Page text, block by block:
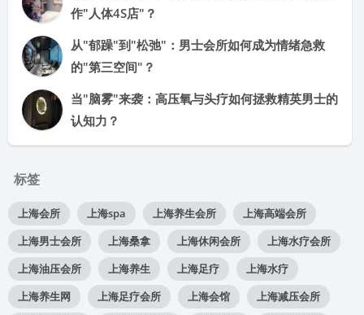
作"人体4S店"？
从"郁躁"到"松弛"：男士会所如何成为情绪急救
的"第三空间"？
当"脑雾"来袭：高压氧与头疗如何拯救精英男士的
认知力？
标签
上海会所 上海spa 上海养生会所
上海高端会所
上海男士会所
上海桑拿 上海休闲会所
上海水疗会所
上海油压会所
上海养生 上海足疗
上海水疗
上海养生网
上海足疗会所 上海会馆
上海减压会所